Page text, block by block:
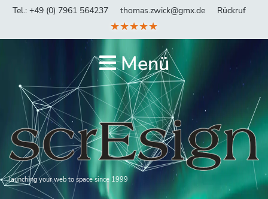
Tel.: +49 (0) 7961 564237 thomas.zwick@gmx.de Rückruf
★★★★★
Menü
launching your web to space since 1999